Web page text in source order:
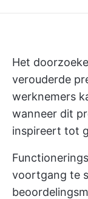
Het
verouderde
werknemers
wanneer dit
inspireert tot
voortgang te